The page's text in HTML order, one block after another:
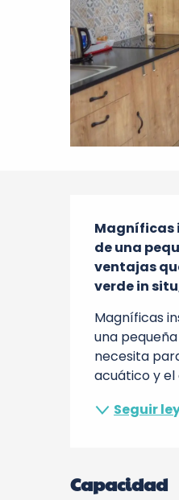
Magníficas
de una
ventajas
verde in
Magníficas
una
necesita
acuático y el
Seguir
Capacidad